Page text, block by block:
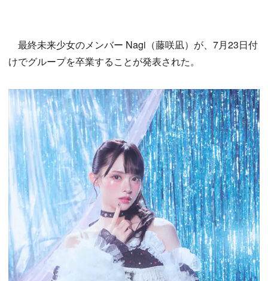
最終未来少女のメンバー Nagi（藤咲凪）が、7月23日付
けでグループを卒業することが発表された。